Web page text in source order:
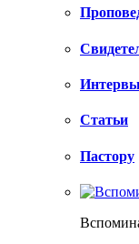
Статьи
Пастору